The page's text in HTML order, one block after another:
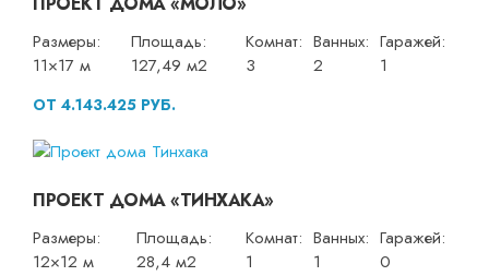
Размеры:
11×17 м
Площадь:
127,49 м2
Комнат:
3
Ванных:
2
Гаражей:
1
ОТ 4.143.425 РУБ.
ПРОЕКТ ДОМА «ТИНХАКА»
Размеры:
12×12 м
Площадь:
28,4 м2
Комнат:
1
Ванных:
1
Гаражей:
0